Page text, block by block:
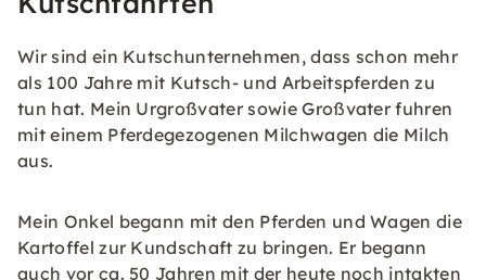
Wir sind ein Kutschunternehmen, dass schon mehr
als 100 Jahre mit Kutsch- und Arbeitspferden zu
tun hat. Mein Urgroßvater sowie Großvater fuhren
mit einem Pferdegezogenen Milchwagen die Milch
aus.
Mein Onkel begann mit den Pferden und Wagen die
Kartoffel zur Kundschaft zu bringen. Er begann
auch vor ca. 50 Jahren mit der heute noch intakten